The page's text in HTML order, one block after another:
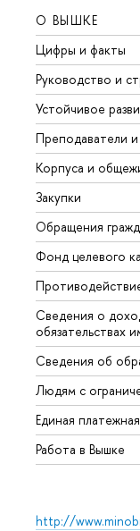
О ВЫШКЕ
Цифры и факты
Руководство и
Устойчивое
Преподаватели
Корпуса и
Закупки
Обращения
Фонд целевого
Сведения о
обязательствах
Сведения об
Людям с
Единая
Работа в Вышке
http://